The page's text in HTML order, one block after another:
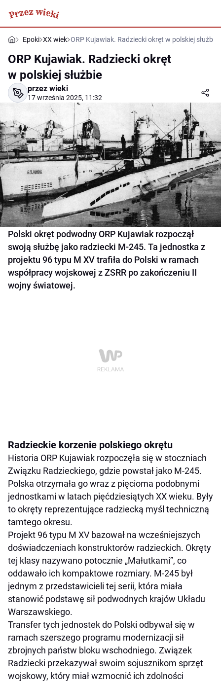
Epoki XX wiek ORP Kujawiak. Radziecki okręt w polskiej służbie
ORP Kujawiak. Radziecki okręt
w polskiej służbie
przez wieki
17 września 2025, 11:32
Polski okręt podwodny ORP Kujawiak rozpoczął
swoją służbę jako radziecki M-245. Ta jednostka z
projektu 96 typu M XV trafiła do Polski w ramach
współpracy wojskowej z ZSRR po zakończeniu II
wojny światowej.
Radzieckie korzenie polskiego okrętu
Historia ORP Kujawiak rozpoczęła się w stoczniach
Związku Radzieckiego, gdzie powstał jako M-245.
Polska otrzymała go wraz z pięcioma podobnymi
jednostkami w latach pięćdziesiątych XX wieku. Były
to okręty reprezentujące radziecką myśl techniczną
tamtego okresu.
Projekt 96 typu M XV bazował na wcześniejszych
doświadczeniach konstruktorów radzieckich. Okręty
tej klasy nazywano potocznie „Małutkami”, co
oddawało ich kompaktowe rozmiary. M-245 był
jednym z przedstawicieli tej serii, która miała
stanowić podstawę sił podwodnych krajów Układu
Warszawskiego.
Transfer tych jednostek do Polski odbywał się w
ramach szerszego programu modernizacji sił
zbrojnych państw bloku wschodniego. Związek
Radziecki przekazywał swoim sojusznikom sprzęt
wojskowy, który miał wzmocnić ich zdolności